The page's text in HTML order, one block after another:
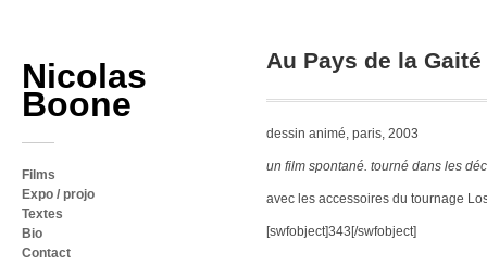
Nicolas
Boone
Films
Expo / projo
Textes
Bio
Contact
Au Pays de la Gaité
dessin animé, paris, 2003
un film spontané. tourné dans les
avec les accessoires du tournage
[swfobject]343[/swfobject]